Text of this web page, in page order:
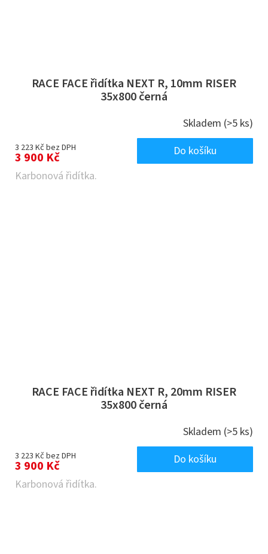
RACE FACE řidítka NEXT R, 10mm RISER
35x800 černá
Skladem (>5 ks)
3 223 Kč bez DPH
3 900 Kč
Do košíku
Karbonová řidítka.
RACE FACE řidítka NEXT R, 20mm RISER
35x800 černá
Skladem (>5 ks)
3 223 Kč bez DPH
3 900 Kč
Do košíku
Karbonová řidítka.